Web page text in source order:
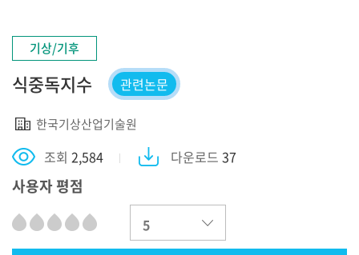
기상/기후
식중독지수 관련논문
한국기상산업기술원
조회 2,584 다운로드 37
사용자 평점